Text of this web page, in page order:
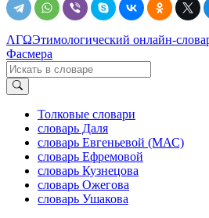
ΛΓΩЭтимологический онлайн-
Фасмера
Толковые словари
словарь Даля
словарь Евгеньевой (МАС)
словарь Ефремовой
словарь Кузнецова
словарь Ожегова
словарь Ушакова